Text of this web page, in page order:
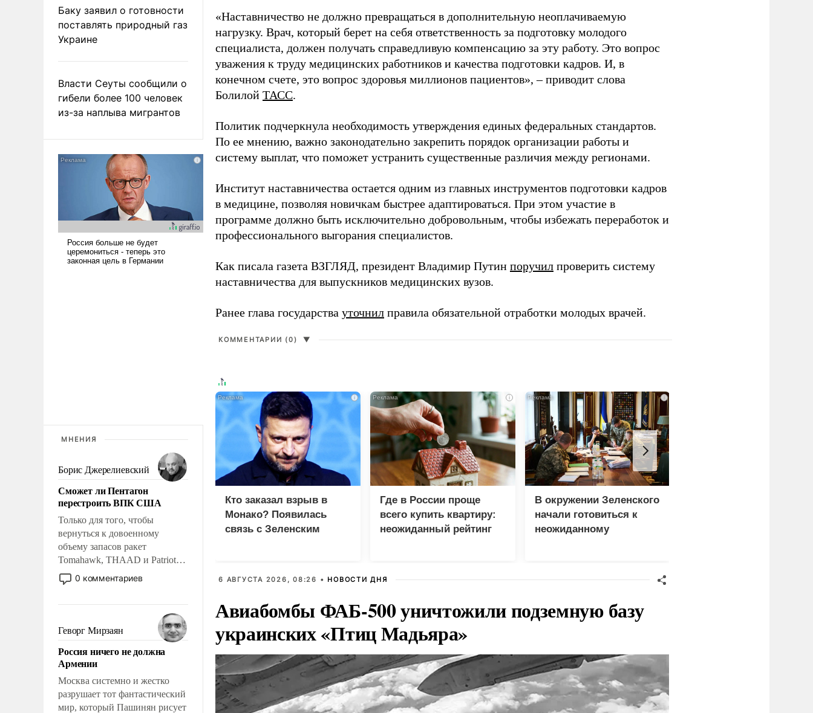
Баку заявил о готовности
поставлять природный газ
Украине
Власти Сеуты сообщили о
гибели более 100 человек
из-за наплыва мигрантов
МНЕНИЯ
Борис Джерелиевский
Сможет ли Пентагон
перестроить ВПК США
Только для того, чтобы
вернуться к довоенному
объему запасов ракет
Tomahawk, THAAD и Patriot
США потребуется более трех
лет. Даже небольшая война с
Сложившаяся ситуация
означает многолетний период
уязвимости США, например,
перед Китаем.
0 комментариев
Геворг Мирзаян
Россия ничего не должна
Армении
Москва системно и жестко
разрушает тот фантастический
мир, который Пашинян рисует
«Наставничество не должно превращаться в дополнительную неоплачиваемую
нагрузку. Врач, который берет на себя ответственность за подготовку молодого
специалиста, должен получать справедливую компенсацию за эту работу. Это вопрос
уважения к труду медицинских работников и качества подготовки кадров. И, в
конечном счете, это вопрос здоровья миллионов пациентов», – приводит слова
Болилой ТАСС.
Политик подчеркнула необходимость утверждения единых федеральных стандартов.
По ее мнению, важно законодательно закрепить порядок организации работы и
систему выплат, что поможет устранить существенные различия между регионами.
Институт наставничества остается одним из главных инструментов подготовки кадров
в медицине, позволяя новичкам быстрее адаптироваться. При этом участие в
программе должно быть исключительно добровольным, чтобы избежать переработок и
профессионального выгорания специалистов.
Как писала газета ВЗГЛЯД, президент Владимир Путин поручил проверить систему
наставничества для выпускников медицинских вузов.
Ранее глава государства уточнил правила обязательной отработки молодых врачей.
КОММЕНТАРИИ (0) ▼
i
Кто заказал взрыв в
Монако? Появилась
связь с Зеленским
i
Где в России проще
всего купить квартиру:
неожиданный рейтинг
i
В окружении Зеленского
начали готовиться к
неожиданному
6 АВГУСТА 2026, 08:26 • НОВОСТИ ДНЯ
Авиабомбы ФАБ-500 уничтожили подземную базу
украинских «Птиц Мадьяра»